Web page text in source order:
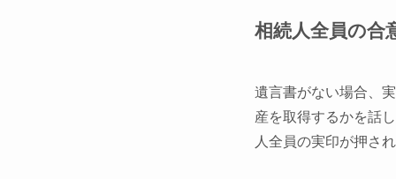
相続人全員の合
遺言書がない場合、
産を取得するかを話
人全員の実印が押さ